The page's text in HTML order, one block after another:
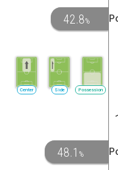
42.8%
Possession
Side
Center
48.1 %